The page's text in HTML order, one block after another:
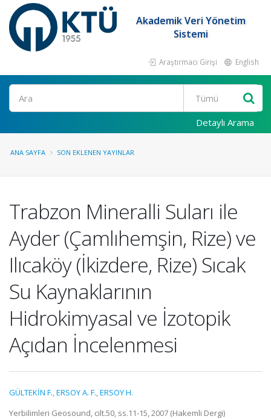
Akademik Veri Yönetim
Sistemi
Araştırmacı Girişi English
Ara
Detaylı Arama
ANA SAYFA SON EKLENEN YAYINLAR
Trabzon Mineralli Suları ile
Ayder (Çamlıhemşin, Rize) ve
Ilıcaköy (İkizdere, Rize) Sıcak
Su Kaynaklarının
Hidrokimyasal ve İzotopik
Açıdan İncelenmesi
GÜLTEKİN F.,ERSOY A. F.,ERSOY H.
Yerbilimleri Geosound, cilt.50, ss.11-15, 2007 (Hakemli Dergi)